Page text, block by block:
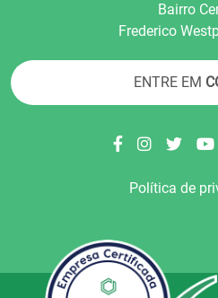
Bairro
Frederico
ENTRE EM
Política de